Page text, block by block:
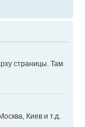
страницы. Там
Киев и т.д.